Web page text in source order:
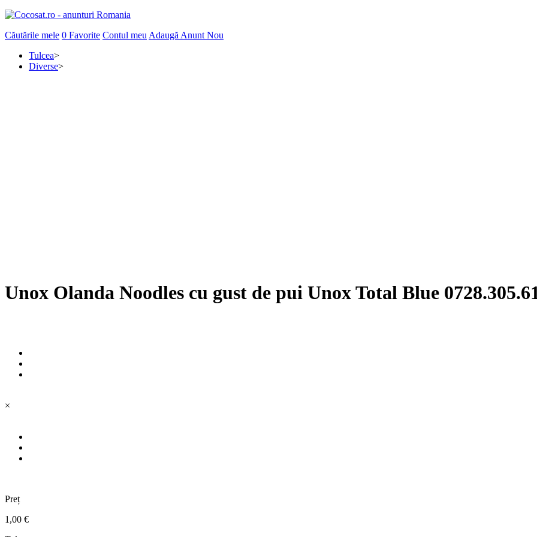
Căutările mele 0 Favorite Contul meu Adaugă Anunt Nou
Tulcea>
Diverse>
Unox Olanda Noodles cu gust de pui Unox Total Blue
×
Preț
1,00 €